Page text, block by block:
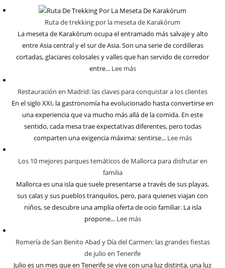
Ruta de trekking por la meseta de Karakórum
La meseta de Karakórum ocupa el entramado más salvaje y alto
entre Asia central y el sur de Asia. Son una serie de cordilleras
cortadas, glaciares colosales y valles que han servido de corredor
entre... Lee más
Restauración en Madrid: las claves para conquistar a los clientes
En el siglo XXI, la gastronomía ha evolucionado hasta convertirse en
una experiencia que va mucho más allá de la comida. En este
sentido, cada mesa trae expectativas diferentes, pero todas
comparten una exigencia máxima: sentirse... Lee más
Los 10 mejores parques temáticos de Mallorca para disfrutar en
familia
Mallorca es una isla que suele presentarse a través de sus playas,
sus calas y sus pueblos tranquilos, pero, para quienes viajan con
niños, se descubre una amplia oferta de ocio familiar. La isla
propone... Lee más
Romería de San Benito Abad y Día del Carmen: las grandes fiestas
de julio en Tenerife
Julio es un mes que en Tenerife se vive con una luz distinta, una luz